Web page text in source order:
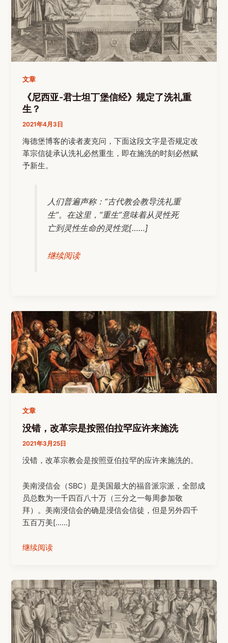
文章
《尼西亚-君士坦丁堡信经》规定了洗礼重
生？
2021年4月3日
海德堡博客的读者麦克问，下面这段文字是否规定改
革宗信徒承认洗礼必然重生，即在施洗的时刻必然赋
予新生。
人们普遍声称：“古代教会教导洗礼重
生”。在这里，“重生”意味着从灵性死
亡到灵性生命的灵性觉[……]
继续阅读
文章
没错，改革宗是按照伯拉罕应许来施洗
2021年3月25日
没错，改革宗教会是按照亚伯拉罕的应许来施洗的。
美南浸信会（SBC）是美国最大的福音派宗派，全部成
员总数为一千四百八十万（三分之一每周参加敬
拜）。美南浸信会的确是浸信会信徒，但是另外四千
五百万美[……]
继续阅读